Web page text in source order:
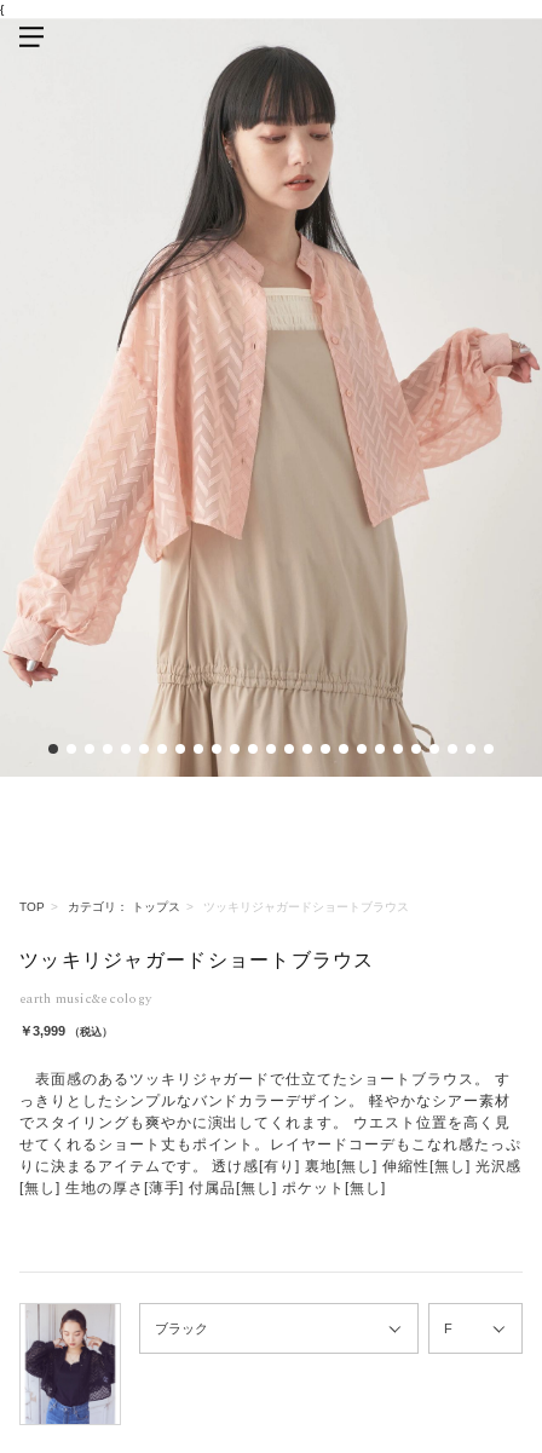
{
TOP カテゴリ： トップス ツッキリジャガードショートブラウス
ツッキリジャガードショートブラウス
earth music&ecology
￥3,999 （税込）
表面感のあるツッキリジャガードで仕立てたショートブラウス。 す
っきりとしたシンプルなバンドカラーデザイン。 軽やかなシアー素材
でスタイリングも爽やかに演出してくれます。 ウエスト位置を高く見
せてくれるショート丈もポイント。レイヤードコーデもこなれ感たっぷ
りに決まるアイテムです。 透け感[有り] 裏地[無し] 伸縮性[無し] 光沢感
[無し] 生地の厚さ[薄手] 付属品[無し] ポケット[無し]
1 2 3 4 5 6 7 8 9 10 11 12 13 14 15 16 17 18 19 20 21 22 23 24